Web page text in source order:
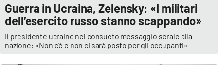
Guerra in Ucraina, Zelensky: «I militari
dell’esercito russo stanno scappando»
Il presidente ucraino nel consueto messaggio serale alla
nazione: «Non c'è e non ci sarà posto per gli occupanti»